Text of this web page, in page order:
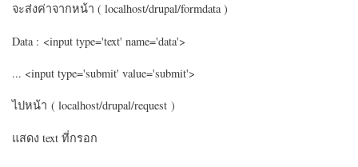
จะส่งค่าจากหน้า ( localhost/drupal/formdata )
Data : <input type='text' name='data'>
... <input type='submit' value='submit'>
ไปหน้า ( localhost/drupal/request )
แสดง text ที่กรอก